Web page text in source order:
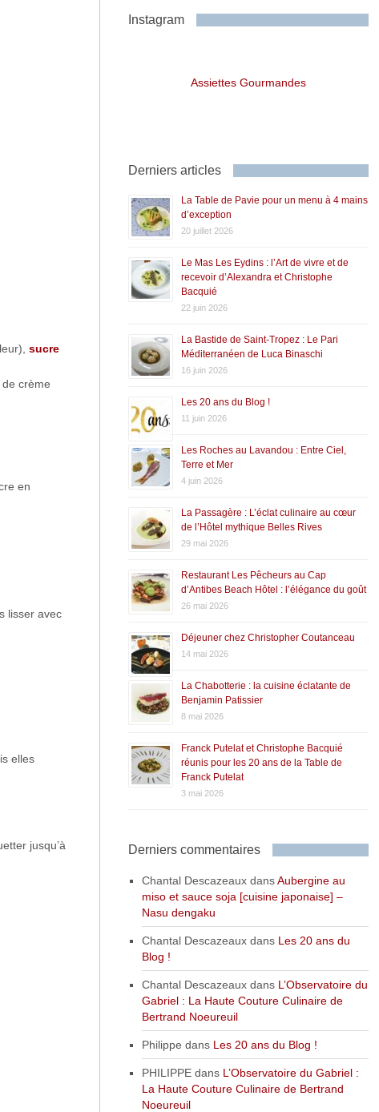
sucre
crème
en
lisser avec
elles
jusqu’à
Instagram
Assiettes Gourmandes
Derniers articles
La Table de Pavie pour un menu à 4 mains
d’exception
20 juillet 2026
Le Mas Les Eydins : l’Art de vivre et de
recevoir d’Alexandra et Christophe
Bacquié
22 juin 2026
La Bastide de Saint-Tropez : Le Pari
Méditerranéen de Luca Binaschi
16 juin 2026
Les 20 ans du Blog !
11 juin 2026
Les Roches au Lavandou : Entre Ciel,
Terre et Mer
4 juin 2026
La Passagère : L’éclat culinaire au cœur
de l’Hôtel mythique Belles Rives
29 mai 2026
Restaurant Les Pêcheurs au Cap
d’Antibes Beach Hôtel : l’élégance du goût
26 mai 2026
Déjeuner chez Christopher Coutanceau
14 mai 2026
La Chabotterie : la cuisine éclatante de
Benjamin Patissier
8 mai 2026
Franck Putelat et Christophe Bacquié
réunis pour les 20 ans de la Table de
Franck Putelat
3 mai 2026
Derniers commentaires
Chantal DescazeauxdansAubergine au
miso et sauce soja [cuisine japonaise] –
Nasu dengaku
Chantal Descazeauxdans Les 20 ans du
Blog !
Chantal Descazeauxdans L’Observatoire du
Gabriel : La Haute Couture Culinaire de
Bertrand Noeureuil
Philippe dans Les 20 ans du Blog !
PHILIPPEdans L’Observatoire du Gabriel :
La Haute Couture Culinaire de Bertrand
Noeureuil